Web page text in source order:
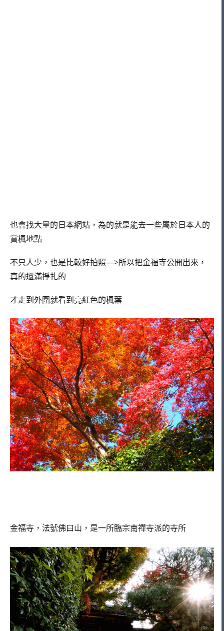
也會找大量的日本網站，為的就是能去一些屬於日本人的
賞楓地點
不只人少，也是比較好拍照—>所以把金福寺公開出來，
真的還滿掙扎的
才走到外圍就看到亮紅色的楓葉
金福寺，法號佛曰山，是一所臨宗南禪寺派的寺所